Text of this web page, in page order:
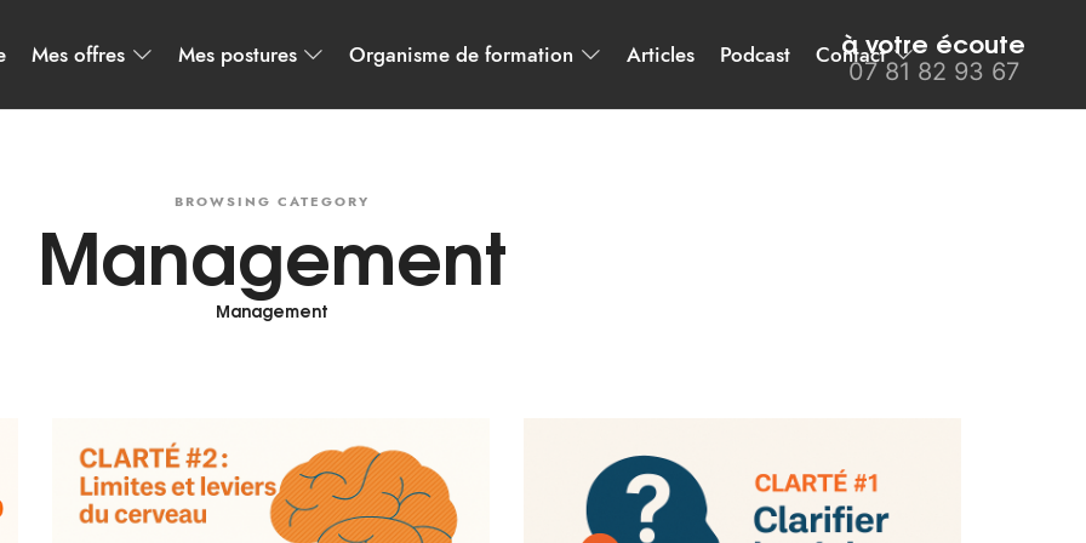
à votre écoute
07 81 82 93 67
Mes offres Mes postures Organisme de formation Articles Podcast Contact
BROWSING CATEGORY
Management
Management